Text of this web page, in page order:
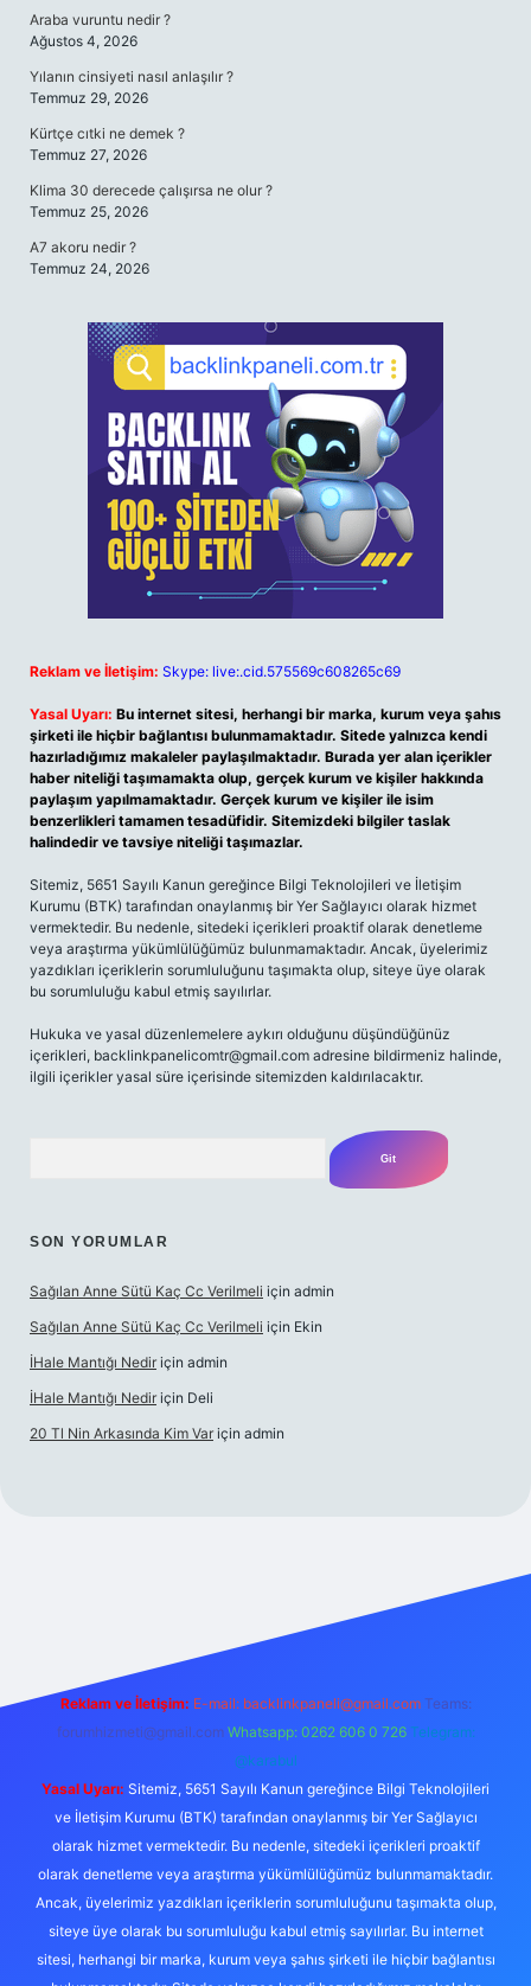
Araba vuruntu nedir ?
Ağustos 4, 2026
Yılanın cinsiyeti nasıl anlaşılır ?
Temmuz 29, 2026
Kürtçe cıtki ne demek ?
Temmuz 27, 2026
Klima 30 derecede çalışırsa ne olur ?
Temmuz 25, 2026
A7 akoru nedir ?
Temmuz 24, 2026
Reklam ve İletişim: Skype: live:.cid.575569c608265c69
Yasal Uyarı: Bu internet sitesi, herhangi bir marka, kurum veya şahıs
şirketi ile hiçbir bağlantısı bulunmamaktadır. Sitede yalnızca kendi
hazırladığımız makaleler paylaşılmaktadır. Burada yer alan içerikler
haber niteliği taşımamakta olup, gerçek kurum ve kişiler hakkında
paylaşım yapılmamaktadır. Gerçek kurum ve kişiler ile isim
benzerlikleri tamamen tesadüfidir. Sitemizdeki bilgiler taslak
halindedir ve tavsiye niteliği taşımazlar.
Sitemiz, 5651 Sayılı Kanun gereğince Bilgi Teknolojileri ve İletişim
Kurumu (BTK) tarafından onaylanmış bir Yer Sağlayıcı olarak hizmet
vermektedir. Bu nedenle, sitedeki içerikleri proaktif olarak denetleme
veya araştırma yükümlülüğümüz bulunmamaktadır. Ancak, üyelerimiz
yazdıkları içeriklerin sorumluluğunu taşımakta olup, siteye üye olarak
bu sorumluluğu kabul etmiş sayılırlar.
Hukuka ve yasal düzenlemelere aykırı olduğunu düşündüğünüz
içerikleri, backlinkpanelicomtr@gmail.com adresine bildirmeniz halinde,
ilgili içerikler yasal süre içerisinde sitemizden kaldırılacaktır.
SON YORUMLAR
Sağılan Anne Sütü Kaç Cc Verilmeli için admin
Sağılan Anne Sütü Kaç Cc Verilmeli için Ekin
İHale Mantığı Nedir için admin
İHale Mantığı Nedir için Deli
20 Tl Nin Arkasında Kim Var için admin
Reklam ve İletişim: E-mail: backlinkpaneli@gmail.com Teams:
forumhizmeti@gmail.com Whatsapp: 0262 606 0 726 Telegram:
@karabul
Yasal Uyarı: Sitemiz, 5651 Sayılı Kanun gereğince Bilgi Teknolojileri
ve İletişim Kurumu (BTK) tarafından onaylanmış bir Yer Sağlayıcı
olarak hizmet vermektedir. Bu nedenle, sitedeki içerikleri proaktif
olarak denetleme veya araştırma yükümlülüğümüz bulunmamaktadır.
Ancak, üyelerimiz yazdıkları içeriklerin sorumluluğunu taşımakta olup,
siteye üye olarak bu sorumluluğu kabul etmiş sayılırlar. Bu internet
sitesi, herhangi bir marka, kurum veya şahıs şirketi ile hiçbir bağlantısı